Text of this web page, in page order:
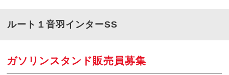
ルート１音羽インターSS
ガソリンスタンド販売員募集